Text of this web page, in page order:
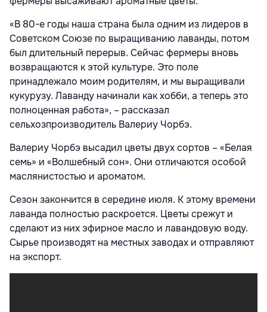
«В 80-е годы наша страна была одним из лидеров в
Советском Союзе по выращиванию лаванды, потом
был длительный перерыв. Сейчас фермеры вновь
возвращаются к этой культуре. Это поле
принадлежало моим родителям, и мы выращивали
кукурузу. Лаванду начинали как хобби, а теперь это
полноценная работа», – рассказал
сельхозпроизводитель Валериу Чорбэ.
Валериу Чорбэ высадил цветы двух сортов – «Белая
семь» и «Волшебный сон». Они отличаются особой
маслянистостью и ароматом.
Сезон закончится в середине июля. К этому времени
лаванда полностью раскроется. Цветы срежут и
сделают из них эфирное масло и лавандовую воду.
Сырье производят на местных заводах и отправляют
на экспорт.